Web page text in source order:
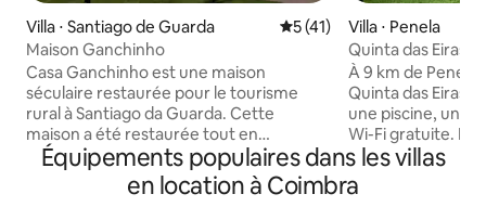
Villa ⋅ Santiago de Guarda Évaluation moyenne sur la
5 (41)
Maison Ganchinho
Casa Ganchinho est une maison
séculaire restaurée pour le tourisme
rural à Santiago da Guarda. Cette
maison a été restaurée tout en
conservant ses caractéristiques
architecturales et en utilisant des
méthodes et des matériaux durables qui
Villa ⋅ Penela
Quinta das Eiras -
À 9 km de Penela
Quinta das Eiras,
une piscine, un
Wi-Fi gratuite. La ferme offre à ses
voyageurs un
au bord de la
jacuzzi, une
Équipements populaires dans les villas
en location à Coimbra